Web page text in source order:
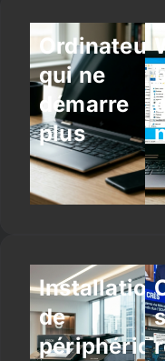
Ordinateur
qui ne
démarre
plus
Installation
de